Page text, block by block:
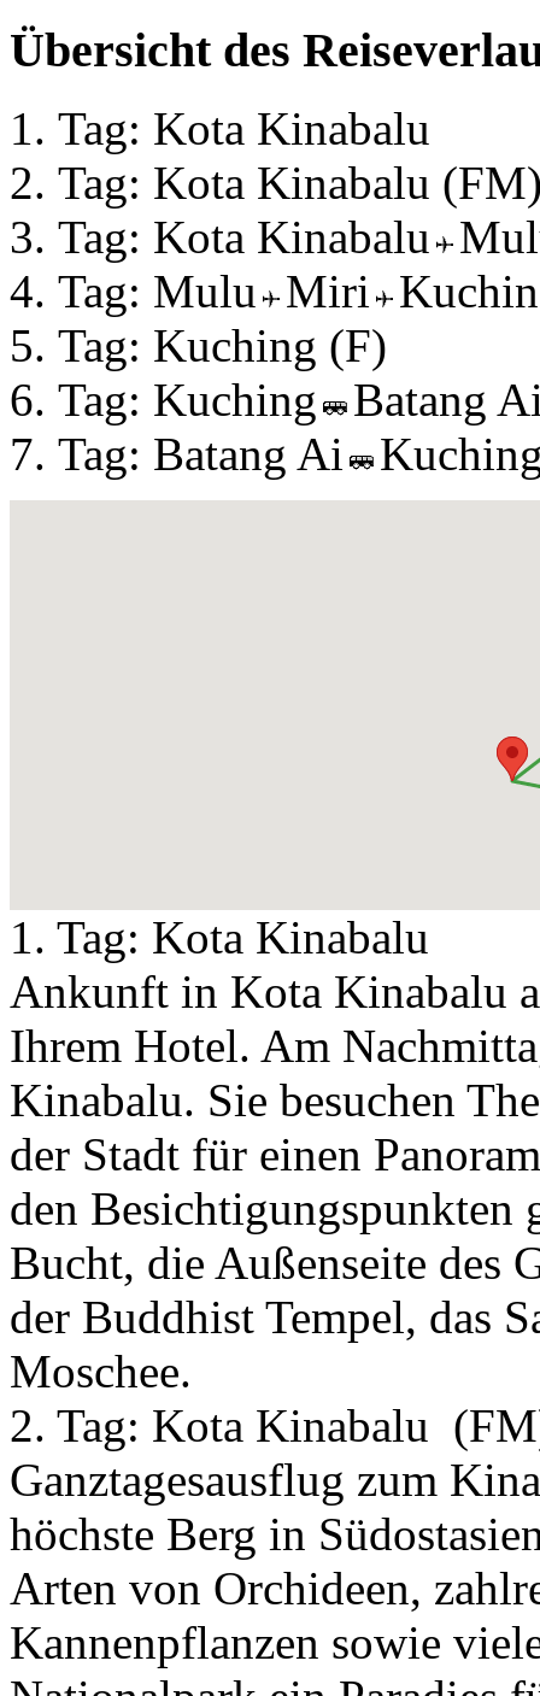
Übersicht des
Tag: Kota Kinabalu
Tag: Kota Kinabalu
Tag: Kota Kinabalu
Tag: Mulu
Miri
Tag: Kuching (F)
Tag: Kuching
Batang
Tag: Batang Ai
1. Tag: Kota Kinabalu
Ankunft in Kota Kinabalu
Ihrem Hotel. Am
Kinabalu. Sie besuchen
der Stadt für einen
den Besichtigungspunkten
Bucht, die Außenseite des
der Buddhist Tempel, das
Moschee.
2. Tag: Kota Kinabalu
Ganztagesausflug zum
höchste Berg in
Arten von Orchideen,
Kannenpflanzen sowie